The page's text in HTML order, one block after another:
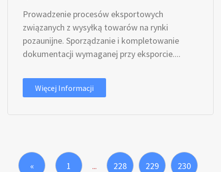
Prowadzenie procesów eksportowych
związanych z wysyłką towarów na rynki
pozaunijne. Sporządzanie i kompletowanie
dokumentacji wymaganej przy eksporcie....
Więcej Informacji
« 1 ... 228 229 230